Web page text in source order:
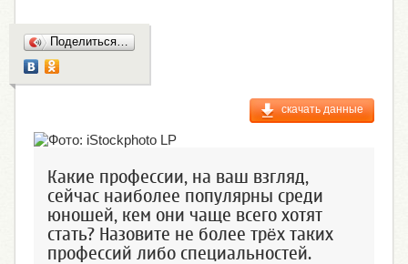
скачать данные
Какие профессии, на ваш взгляд,
сейчас наиболее популярны среди
юношей, кем они чаще всего хотят
стать? Назовите не более трёх таких
профессий либо специальностей.
Поделиться…